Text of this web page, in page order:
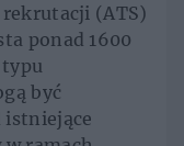
(ATS)
ponad 1600
być